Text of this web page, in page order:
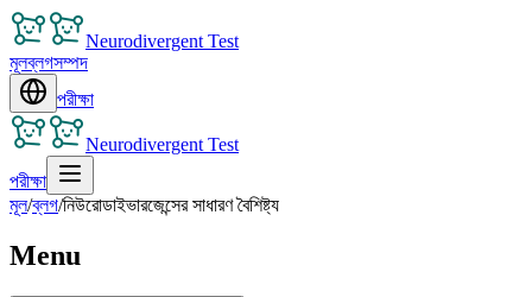
Neurodivergent Test
মূলব্লগসম্পদ
পরীক্ষা
Neurodivergent Test
পরীক্ষা
মূল/ব্লগ/নিউরোডাইভারজেন্সের সাধারণ বৈশিষ্ট্য
Menu